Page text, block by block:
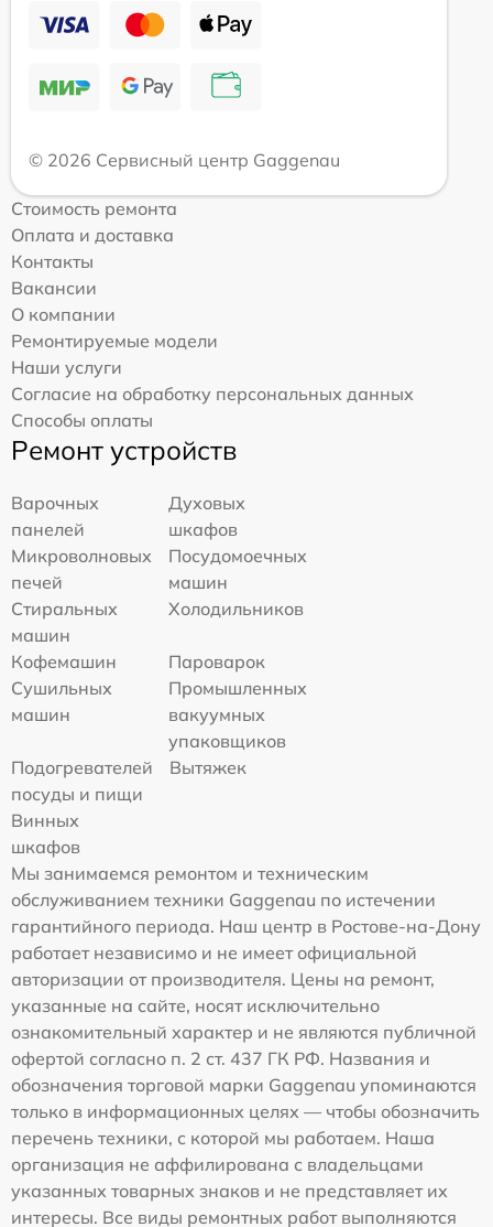
© 2026 Сервисный центр Gaggenau
Стоимость ремонта
Оплата и доставка
Контакты
Вакансии
О компании
Ремонтируемые модели
Наши услуги
Согласие на обработку персональных данных
Способы оплаты
Ремонт устройств
Варочных
панелей
Духовых
шкафов
Микроволновых
печей
Посудомоечных
машин
Стиральных
машин
Холодильников
Кофемашин
Пароварок
Сушильных
машин
Промышленных
вакуумных
упаковщиков
Подогревателей
посуды и пищи
Вытяжек
Винных
шкафов
Мы занимаемся ремонтом и техническим
обслуживанием техники Gaggenau по истечении
гарантийного периода. Наш центр в Ростове-на-Дону
работает независимо и не имеет официальной
авторизации от производителя. Цены на ремонт,
указанные на сайте, носят исключительно
ознакомительный характер и не являются публичной
офертой согласно п. 2 ст. 437 ГК РФ. Названия и
обозначения торговой марки Gaggenau упоминаются
только в информационных целях — чтобы обозначить
перечень техники, с которой мы работаем. Наша
организация не аффилирована с владельцами
указанных товарных знаков и не представляет их
интересы. Все виды ремонтных работ выполняются